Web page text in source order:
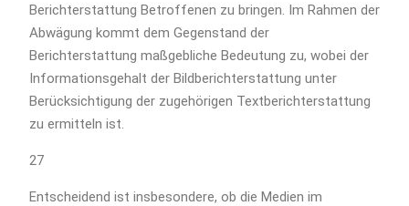
Berichterstattung Betroffenen zu bringen. Im Rahmen der
Abwägung kommt dem Gegenstand der
Berichterstattung maßgebliche Bedeutung zu, wobei der
Informationsgehalt der Bildberichterstattung unter
Berücksichtigung der zugehörigen Textberichterstattung
zu ermitteln ist.
27
Entscheidend ist insbesondere, ob die Medien im